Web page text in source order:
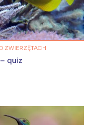
ZWIERZĘTACH
quiz